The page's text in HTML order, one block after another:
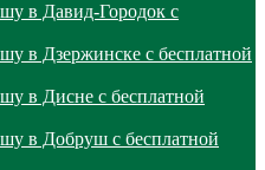
в Давид-Городок с
в Дзержинске с бесплатной
в Дисне с бесплатной
в Добруш с бесплатной